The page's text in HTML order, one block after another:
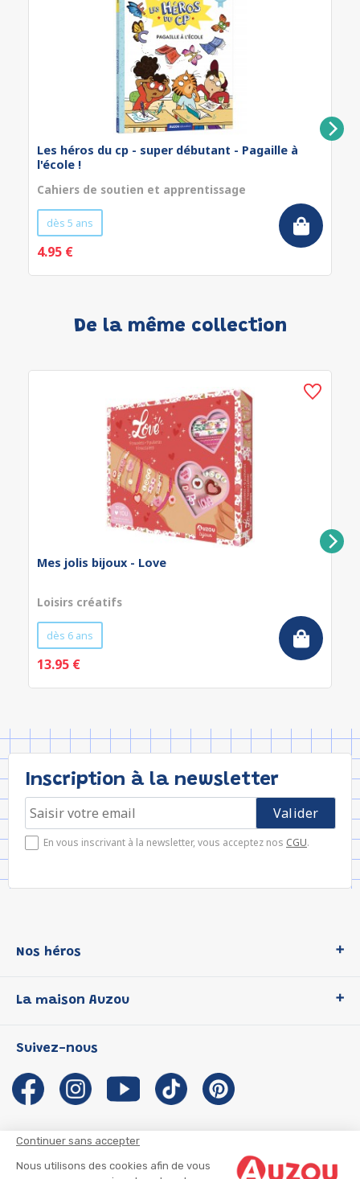
Continuer sans accepter
Nous utilisons des cookies afin de vous
Les héros du cp - super débutant - Pagaille à
l'école !
Cahiers de soutien et apprentissage
dès 5 ans
4.95 €
De la même collection
Mes jolis bijoux - Love
Loisirs créatifs
dès 6 ans
13.95 €
Inscription à la newsletter
En vous inscrivant à la newsletter, vous acceptez nos CGU.
Nos héros
P'tit Loup
Les Influenceuses
Migali
Petite Taupe
La maison Auzou
Notre histoire
Auzou s'engage
Auteurs et illustrateurs Auzou
Suivez-nous
CGU